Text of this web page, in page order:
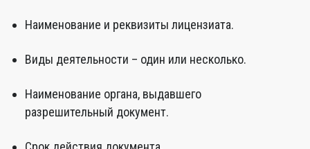
Наименование и реквизиты лицензиата.
Виды деятельности – один или несколько.
Наименование органа, выдавшего
разрешительный документ.